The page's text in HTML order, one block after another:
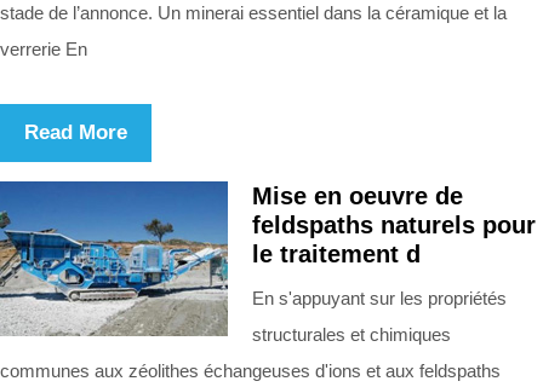
stade de l’annonce. Un minerai essentiel dans la céramique et la
verrerie En
Read More
Mise en oeuvre de
feldspaths naturels pour
le traitement d
En s'appuyant sur les propriétés
structurales et chimiques
communes aux zéolithes échangeuses d'ions et aux feldspaths